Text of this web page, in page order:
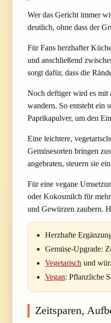
Wer das Gericht immer
deutlich, ohne dass der
Für Fans herzhafter
und anschließend
sorgt dafür, dass die
Noch deftiger wird es mit
wandern. So entsteht ein
Paprikapulver, um den
Eine leichtere,
Gemüsesorten bringen
angebraten, steuern sie
Für eine vegane
oder Kokosmilch für
und Gewürzen zaubern.
Herzhafte
Gemüse-Upgrade:
Vegetarisch und
Vegan: Pflanzliche
Zeitsparen,